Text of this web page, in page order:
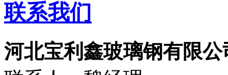
联系我们
河北宝利鑫玻璃钢有限公